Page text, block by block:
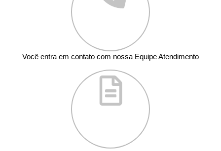
Você entra em contato com nossa Equipe Atendimento